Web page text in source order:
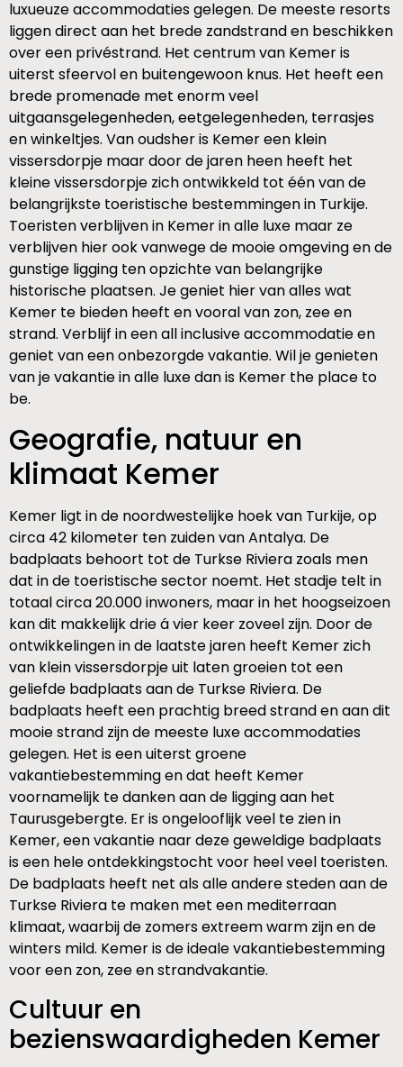
luxueuze accommodaties gelegen. De meeste resorts
liggen direct aan het brede zandstrand en beschikken
over een privéstrand. Het centrum van Kemer is
uiterst sfeervol en buitengewoon knus. Het heeft een
brede promenade met enorm veel
uitgaansgelegenheden, eetgelegenheden, terrasjes
en winkeltjes. Van oudsher is Kemer een klein
vissersdorpje maar door de jaren heen heeft het
kleine vissersdorpje zich ontwikkeld tot één van de
belangrijkste toeristische bestemmingen in Turkije.
Toeristen verblijven in Kemer in alle luxe maar ze
verblijven hier ook vanwege de mooie omgeving en de
gunstige ligging ten opzichte van belangrijke
historische plaatsen. Je geniet hier van alles wat
Kemer te bieden heeft en vooral van zon, zee en
strand. Verblijf in een all inclusive accommodatie en
geniet van een onbezorgde vakantie. Wil je genieten
van je vakantie in alle luxe dan is Kemer the place to
be.
Geografie, natuur en
klimaat Kemer
Kemer ligt in de noordwestelijke hoek van Turkije, op
circa 42 kilometer ten zuiden van Antalya. De
badplaats behoort tot de Turkse Riviera zoals men
dat in de toeristische sector noemt. Het stadje telt in
totaal circa 20.000 inwoners, maar in het hoogseizoen
kan dit makkelijk drie á vier keer zoveel zijn. Door de
ontwikkelingen in de laatste jaren heeft Kemer zich
van klein vissersdorpje uit laten groeien tot een
geliefde badplaats aan de Turkse Riviera. De
badplaats heeft een prachtig breed strand en aan dit
mooie strand zijn de meeste luxe accommodaties
gelegen. Het is een uiterst groene
vakantiebestemming en dat heeft Kemer
voornamelijk te danken aan de ligging aan het
Taurusgebergte. Er is ongelooflijk veel te zien in
Kemer, een vakantie naar deze geweldige badplaats
is een hele ontdekkingstocht voor heel veel toeristen.
De badplaats heeft net als alle andere steden aan de
Turkse Riviera te maken met een mediterraan
klimaat, waarbij de zomers extreem warm zijn en de
winters mild. Kemer is de ideale vakantiebestemming
voor een zon, zee en strandvakantie.
Cultuur en
bezienswaardigheden Kemer